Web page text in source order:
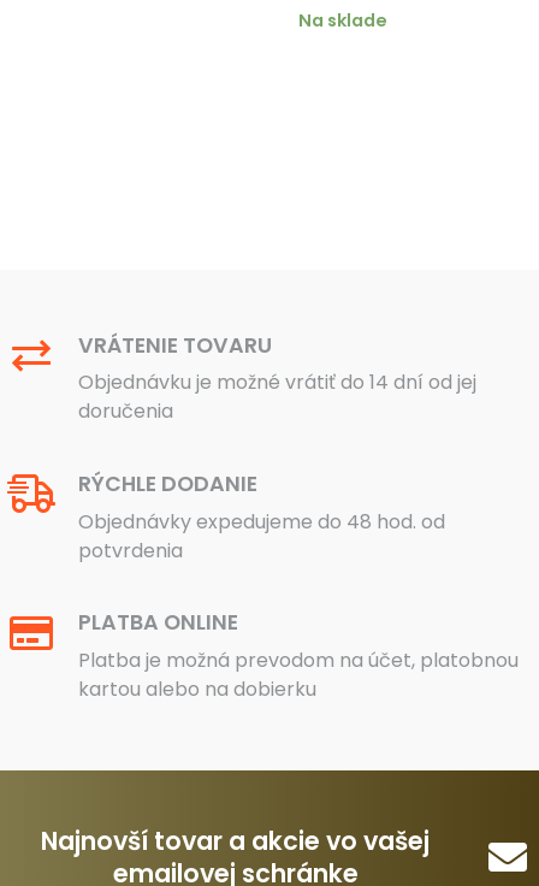
bola:
Na sklade
VRÁTENIE TOVARU
Objednávku je možné vrátiť do 14 dní od jej
doručenia
RÝCHLE DODANIE
Objednávky expedujeme do 48 hod. od
potvrdenia
PLATBA ONLINE
Platba je možná prevodom na účet, platobnou
kartou alebo na dobierku
Najnovší tovar a akcie vo vašej
emailovej schránke